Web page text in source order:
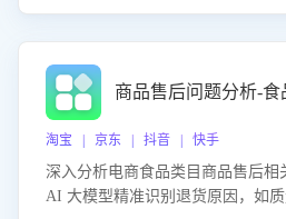
商品售后问题分析-
淘宝 | 京东 | 抖音 | 快手
深入分析电商食品类目商品售后相
AI 大模型精准识别退货原因，如